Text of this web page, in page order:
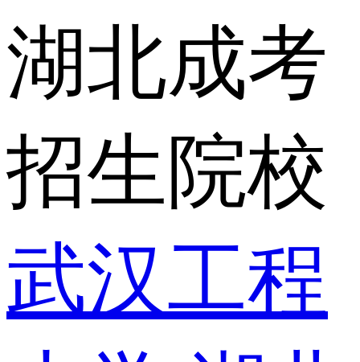
湖北成考
招生院校
武汉工程